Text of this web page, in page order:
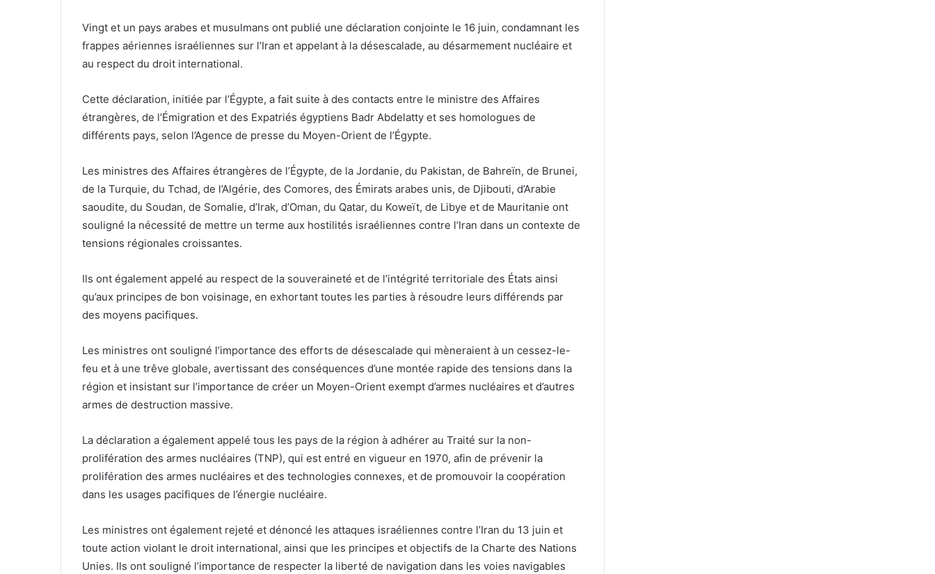
Vingt et un pays arabes et musulmans ont publié une déclaration conjointe le 16 juin, condamnant les
frappes aériennes israéliennes sur l’Iran et appelant à la désescalade, au désarmement nucléaire et
au respect du droit international.
Cette déclaration, initiée par l’Égypte, a fait suite à des contacts entre le ministre des Affaires
étrangères, de l’Émigration et des Expatriés égyptiens Badr Abdelatty et ses homologues de
différents pays, selon l’Agence de presse du Moyen-Orient de l’Égypte.
Les ministres des Affaires étrangères de l’Égypte, de la Jordanie, du Pakistan, de Bahreïn, de Brunei,
de la Turquie, du Tchad, de l’Algérie, des Comores, des Émirats arabes unis, de Djibouti, d’Arabie
saoudite, du Soudan, de Somalie, d’Irak, d’Oman, du Qatar, du Koweït, de Libye et de Mauritanie ont
souligné la nécessité de mettre un terme aux hostilités israéliennes contre l’Iran dans un contexte de
tensions régionales croissantes.
Ils ont également appelé au respect de la souveraineté et de l’intégrité territoriale des États ainsi
qu’aux principes de bon voisinage, en exhortant toutes les parties à résoudre leurs différends par
des moyens pacifiques.
Les ministres ont souligné l’importance des efforts de désescalade qui mèneraient à un cessez-le-
feu et à une trêve globale, avertissant des conséquences d’une montée rapide des tensions dans la
région et insistant sur l’importance de créer un Moyen-Orient exempt d’armes nucléaires et d’autres
armes de destruction massive.
La déclaration a également appelé tous les pays de la région à adhérer au Traité sur la non-
prolifération des armes nucléaires (TNP), qui est entré en vigueur en 1970, afin de prévenir la
prolifération des armes nucléaires et des technologies connexes, et de promouvoir la coopération
dans les usages pacifiques de l’énergie nucléaire.
Les ministres ont également rejeté et dénoncé les attaques israéliennes contre l’Iran du 13 juin et
toute action violant le droit international, ainsi que les principes et objectifs de la Charte des Nations
Unies. Ils ont souligné l’importance de respecter la liberté de navigation dans les voies navigables